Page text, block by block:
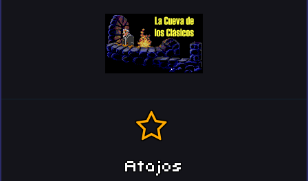
Atajos